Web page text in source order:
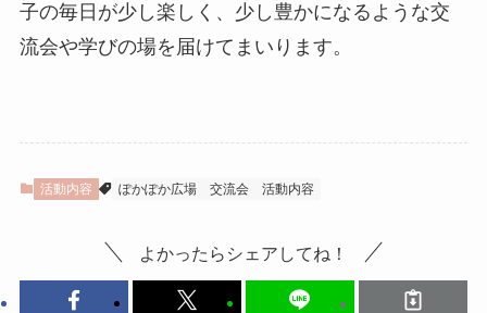
子の毎日が少し楽しく、少し豊かになるような交
流会や学びの場を届けてまいります。
活動内容 ぽかぽか広場 交流会 活動内容
よかったらシェアしてね！